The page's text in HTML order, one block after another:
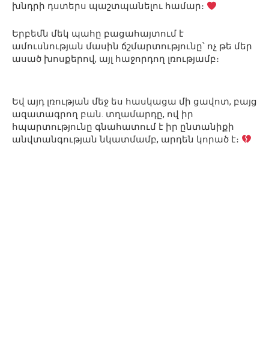
խնդրի դստերս պաշտպանելու համար։
Երբեմն մեկ պահը բացահայտում է
ամուսնության մասին ճշմարտությունը՝ ոչ թե մեր
ասած խոսքերով, այլ հաջորդող լռությամբ։
Եվ այդ լռության մեջ ես հասկացա մի ցավոտ, բայց
ազատագրող բան. տղամարդը, ով իր
հպարտությունը գնահատում է իր ընտանիքի
անվտանգության նկատմամբ, արդեն կորած է։